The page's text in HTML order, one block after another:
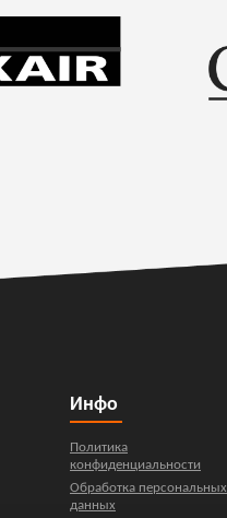
Инфо
Политика
конфиденциальности
Обработка персональных
данных